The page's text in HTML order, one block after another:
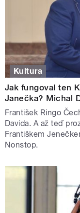
Kultura
Jak fungoval ten
Janečka? Michal
František Ringo
Davida. A až teď
Františkem
Nonstop.